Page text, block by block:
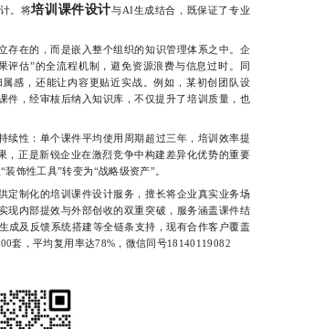
。将培训课件设计与AI生成结合，既保证了专业
在的，而是嵌入整个组织的知识管理体系之中。企
估”的全流程机制，避免资源浪费与信息过时。同
感，还能让内容更贴近实战。例如，某初创团队设
件，经审核后纳入知识库，不仅提升了培训质量，也
性：单个课件平均使用周期超过三年，培训效率提
，正是新锐企业在激烈竞争中构建差异化优势的重要
“装饰性工具”转变为“战略级资产”。
制化的培训课件设计服务，擅长将企业真实业务场
现内部提效与外部创收的双重突破，服务涵盖课件结
成及反馈系统搭建等全链条支持，现有合作客户覆盖
套，平均复用率达78%，微信同号18140119082